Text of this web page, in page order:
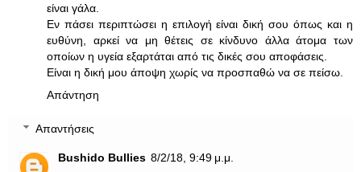
είναι γάλα.
Εν πάσει περιπτώσει η επιλογή είναι δική σου όπως και η
ευθύνη, αρκεί να μη θέτεις σε κίνδυνο άλλα άτομα των
οποίων η υγεία εξαρτάται από τις δικές σου αποφάσεις.
Είναι η δική μου άποψη χωρίς να προσπαθώ να σε πείσω.
Απάντηση
Απαντήσεις
Bushido Bullies 8/2/18, 9:49 μ.μ.